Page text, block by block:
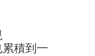
積到一